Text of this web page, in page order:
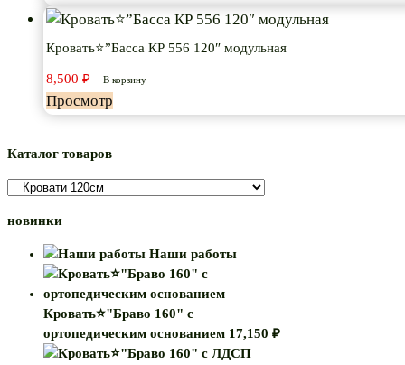
Кровать⭐”Басса КР 556 120″ модульная
8,500 ₽ В корзину
Просмотр
Каталог товаров
новинки
Наши работы
Кровать⭐"Браво 160" с
ортопедическим основанием 17,150 ₽